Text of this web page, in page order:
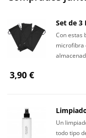
Set de 3
Con estas
microfibra
3,90 €
Un
todo tipo